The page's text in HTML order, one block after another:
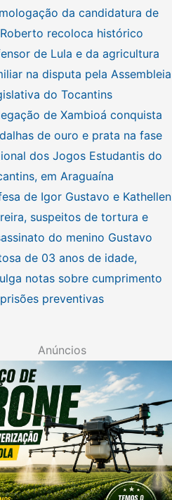
da candidatura de
recoloca histórico
de Lula e da agricultura
na disputa pela Assembleia
do Tocantins
de Xambioá conquista
de ouro e prata na fase
dos Jogos Estudantis do
em Araguaína
de Igor Gustavo e Kathellen
suspeitos de tortura e
do menino Gustavo
de 03 anos de idade,
notas sobre cumprimento
preventivas
Anúncios